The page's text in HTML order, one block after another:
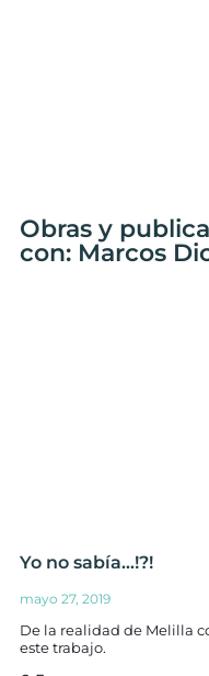
Obras y
con: Marcos
Yo no sabía…!?!
mayo 27, 2019
De la realidad de Melilla
este trabajo.